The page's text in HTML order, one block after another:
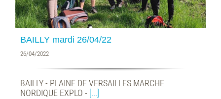
BAILLY mardi 26/04/22
26/04/2022
BAILLY - PLAINE DE VERSAILLES MARCHE
NORDIQUE EXPLO - [...]